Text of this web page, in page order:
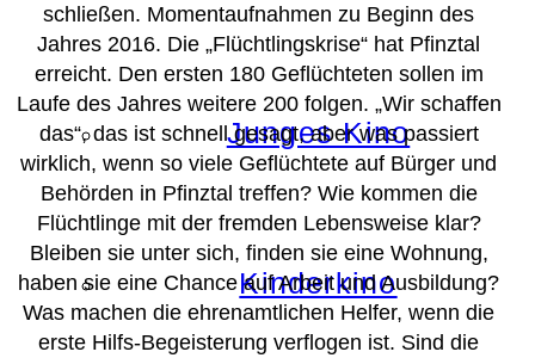
Junges Kino
Kinderkino
schließen. Momentaufnahmen zu Beginn des
Jahres 2016. Die „Flüchtlingskrise“ hat Pfinztal
erreicht. Den ersten 180 Geflüchteten sollen im
Laufe des Jahres weitere 200 folgen. „Wir schaffen
das“, das ist schnell gesagt, aber was passiert
wirklich, wenn so viele Geflüchtete auf Bürger und
Behörden in Pfinztal treffen? Wie kommen die
Flüchtlinge mit der fremden Lebensweise klar?
Bleiben sie unter sich, finden sie eine Wohnung,
haben sie eine Chance auf Arbeit und Ausbildung?
Was machen die ehrenamtlichen Helfer, wenn die
erste Hilfs-Begeisterung verflogen ist. Sind die